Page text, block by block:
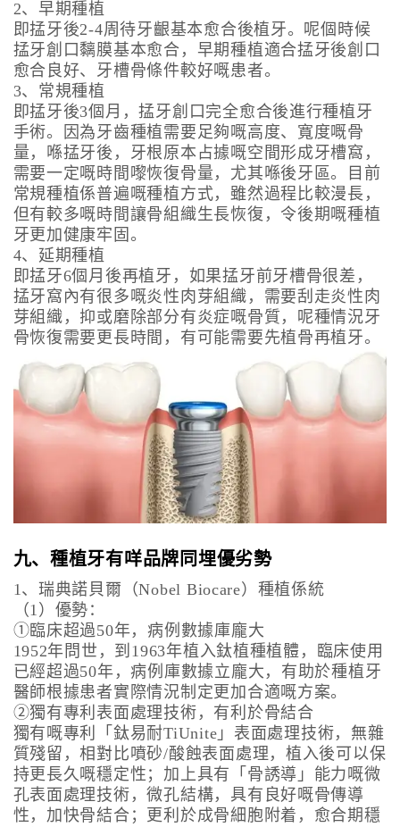
2、早期種植
即掹牙後2-4周待牙齦基本愈合後植牙。呢個時候
掹牙創口黐膜基本愈合，早期種植適合掹牙後創口
愈合良好、牙槽骨條件較好嘅患者。
3、常規種植
即掹牙後3個月，掹牙創口完全愈合後進行種植牙
手術。因為牙齒種植需要足夠嘅高度、寬度嘅骨
量，喺掹牙後，牙根原本占據嘅空間形成牙槽窩，
需要一定嘅時間嚟恢復骨量，尤其喺後牙區。目前
常規種植係普遍嘅種植方式，雖然過程比較漫長，
但有較多嘅時間讓骨組織生長恢復，令後期嘅種植
牙更加健康牢固。
4、延期種植
即掹牙6個月後再植牙，如果掹牙前牙槽骨很差，
掹牙窩內有很多嘅炎性肉芽組織，需要刮走炎性肉
芽組織，抑或磨除部分有炎症嘅骨質，呢種情況牙
骨恢復需要更長時間，有可能需要先植骨再植牙。
九、種植牙有咩品牌同埋優劣勢
1、瑞典諾貝爾（Nobel Biocare）種植係統
（1）優勢：
①臨床超過50年，病例數據庫龐大
1952年問世，到1963年植入鈦植種植體，臨床使用
已經超過50年，病例庫數據立龐大，有助於種植牙
醫師根據患者實際情況制定更加合適嘅方案。
②獨有專利表面處理技術，有利於骨結合
獨有嘅專利「鈦易耐TiUnite」表面處理技術，無雜
質殘留，相對比噴砂/酸蝕表面處理，植入後可以保
持更長久嘅穩定性；加上具有「骨誘導」能力嘅微
孔表面處理技術，微孔結構，具有良好嘅骨傳導
性，加快骨結合；更利於成骨細胞附着，愈合期穩